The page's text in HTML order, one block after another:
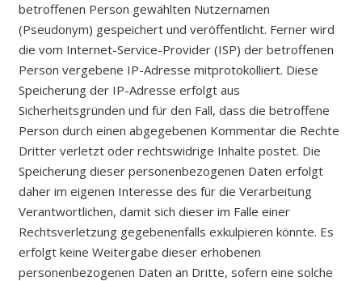
betroffenen Person gewählten Nutzernamen
(Pseudonym) gespeichert und veröffentlicht. Ferner wird
die vom Internet-Service-Provider (ISP) der betroffenen
Person vergebene IP-Adresse mitprotokolliert. Diese
Speicherung der IP-Adresse erfolgt aus
Sicherheitsgründen und für den Fall, dass die betroffene
Person durch einen abgegebenen Kommentar die Rechte
Dritter verletzt oder rechtswidrige Inhalte postet. Die
Speicherung dieser personenbezogenen Daten erfolgt
daher im eigenen Interesse des für die Verarbeitung
Verantwortlichen, damit sich dieser im Falle einer
Rechtsverletzung gegebenenfalls exkulpieren könnte. Es
erfolgt keine Weitergabe dieser erhobenen
personenbezogenen Daten an Dritte, sofern eine solche